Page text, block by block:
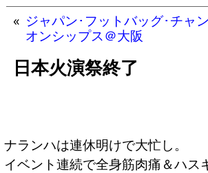
« ジャパン･フットバッグ･チャ
オンシップス＠大阪
日本火演祭終了
ナランハは連休明けで大忙し。
イベント連続で全身筋肉痛＆ハス